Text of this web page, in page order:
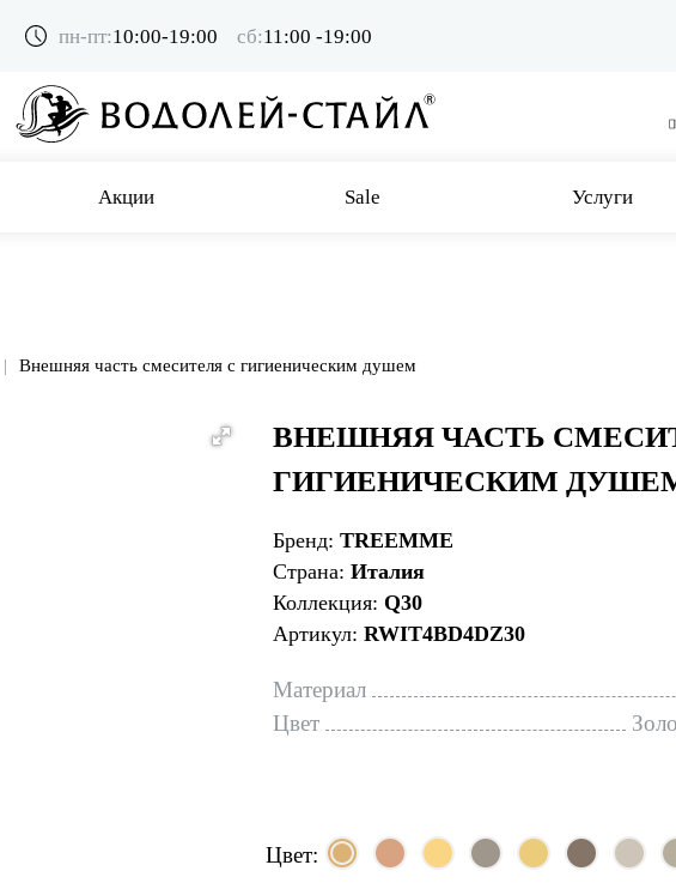
пн-пт:10:00-19:00 сб:11:00 -19:00
Акции Sale Услуги
Внешняя часть смесителя с гигиеническим душем
ВНЕШНЯЯ ЧАСТЬ
ГИГИЕНИЧЕСКИМ
Бренд: TREEMME
Страна: Италия
Коллекция: Q30
Артикул: RWIT4BD4DZ30
Материал
Цвет
Цвет: